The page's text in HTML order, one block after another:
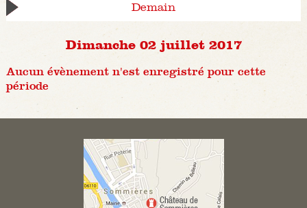
Demain
Dimanche 02 juillet 2017
Aucun évènement n'est enregistré pour cette
période